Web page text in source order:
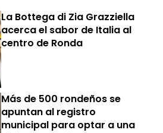
La Bottega di Zia Grazziella
acerca el sabor de Italia al
centro de Ronda
Más de 500 rondeños se
apuntan al registro
municipal para optar a una